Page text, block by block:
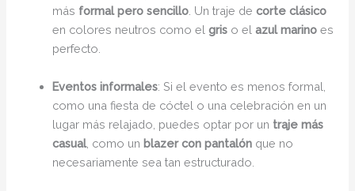
más formal pero sencillo . Un traje decorte clásico
en colores neutros como elgris o elazul marino es
perfecto.
Eventos informales: Si el evento es menos formal,
como una fiesta de cóctel o una celebración en un
lugar más relajado, puedes optar por un traje más
casual, como un blazer con pantalón que no
necesariamente sea tan estructurado.